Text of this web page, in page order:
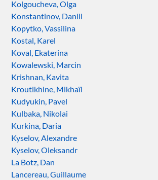
Kolgoucheva, Olga
Konstantinov, Daniil
Kopytko, Vassilina
Kostal, Karel
Koval, Ekaterina
Kowalewski, Marcin
Krishnan, Kavita
Kroutikhine, Mikhaïl
Kudyukin, Pavel
Kulbaka, Nikolai
Kurkina, Daria
Kyselov, Alexandre
Kyselov, Oleksandr
La Botz, Dan
Lancereau, Guillaume